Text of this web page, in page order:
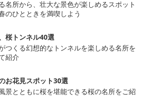
名所から、壮大な景色が楽しめるスポット
のひとときを満喫しよう
桜トンネル40選
つくる幻想的なトンネルを楽しめる名所を
紹介
お花見スポット30選
景とともに桜を堪能できる桜の名所をご紹